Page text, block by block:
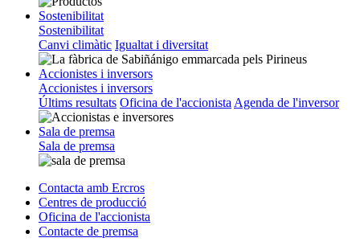
Sostenibilitat
Sostenibilitat
Canvi climàtic Igualtat i diversitat
Accionistes i inversors
Accionistes i inversors
Últims resultats Oficina de l'accionista Agenda de l'inversor
Sala de premsa
Sala de premsa
Contacta amb Ercros
Centres de producció
Oficina de l'accionista
Contacte de premsa